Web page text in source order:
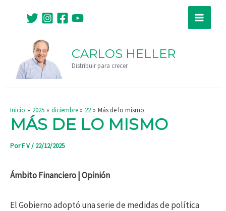
contenido
Main
CARLOS HELLER
Distribuir para crecer
Inicio 2025 diciembre 22 Más de lo mismo
MÁS DE LO MISMO
PorF V/ 22/12/2025
Ámbito Financiero | Opinión
El Gobierno adoptó una serie de medidas de política
entradas